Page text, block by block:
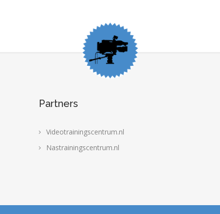
Partners
Videotrainingscentrum.nl
Nastrainingscentrum.nl